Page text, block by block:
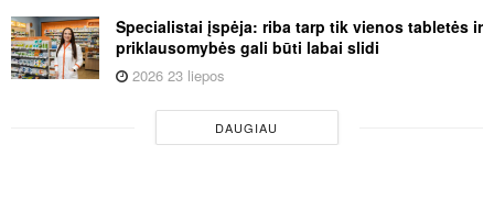
Specialistai įspėja: riba tarp tik vienos tabletės ir
priklausomybės gali būti labai slidi
2026 23 liepos
DAUGIAU